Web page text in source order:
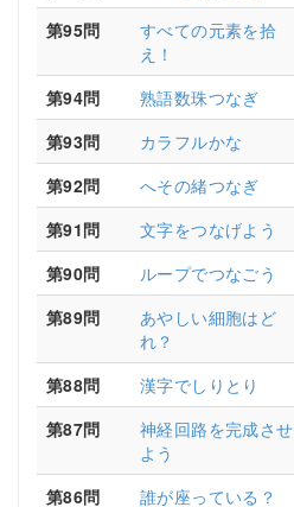
第95問
すべての元素を拾
え！
第94問 熟語数珠つなぎ
第93問
カラフルかな
第92問
へその緒つなぎ
第91問
文字をつなげよう
第90問
ループでつなごう
第89問
あやしい細胞はど
れ？
第88問 漢字でしりとり
第87問
神経回路を完成させ
よう
第86問 誰が座っている？